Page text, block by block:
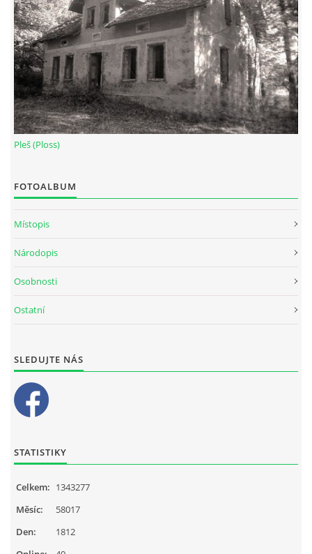
Pleš (Ploss)
FOTOALBUM
Místopis
Národopis
Osobnosti
Ostatní
SLEDUJTE NÁS
STATISTIKY
Celkem: 1343277
Měsíc:
58017
Den:
1812